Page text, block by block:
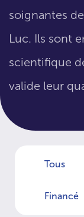
soignantes
Luc. Ils sont
scientifique
valide leur
Tous
Financé